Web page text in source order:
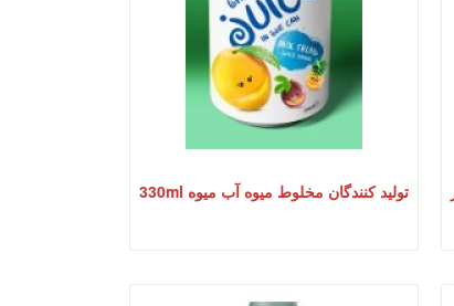
تولید کنندگان مخلوط میوه آب میوه 330ml